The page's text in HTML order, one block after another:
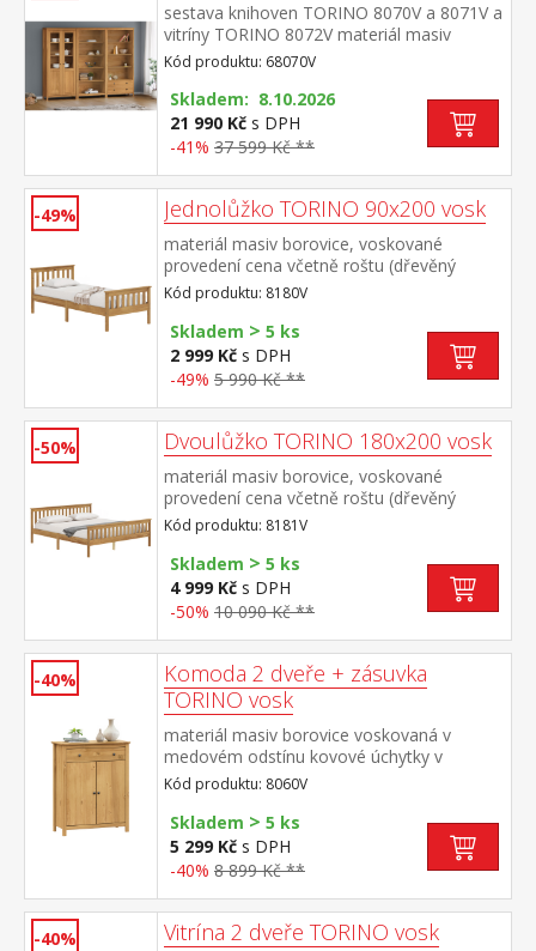
sestava knihoven TORINO 8070V a 8071V a
vitríny TORINO 8072V materiál masiv
borovice voskovaná v medovém
odstínu kovové úchytky v barevném
provedení černěná mosaz knihovna 8070V:
čtyři police knihovna 8071V: tři police, dvě
zásuvky s kovovými pojezdy vitrína 8072V:
police rozměr knihovny 8070V (š/h/v) 85 ×
37 × 190 cm rozměr knihovny 8071V (š/h/v)
85 × 37 × 190 cm rozměr vitríny 8072V
(š/h/v) 85 × 37 × 190 cm
Kód produktu: 68070V
Skladem: 8.10.2026
21 990 Kč s DPH
-41% 37 599 Kč **
-49% Jednolůžko TORINO 90x200 vosk
materiál masiv borovice, voskované
provedení cena včetně roštu (dřevěný
laťkový) bez matrace doporučený rozměr
matrace 90 × 200 cm
Kód produktu: 8180V
Skladem > 5 ks
2 999 Kč s DPH
-49% 5 990 Kč **
-50% Dvoulůžko TORINO 180x200 vosk
materiál masiv borovice, voskované
provedení cena včetně roštu (dřevěný
laťkový) bez matrace doporučený rozměr
matrace 180 × 200 cm nebo 2 kusy 90 ×
200 cm
Kód produktu: 8181V
Skladem > 5 ks
4 999 Kč s DPH
-50% 10 090 Kč **
-40%
Komoda 2 dveře + zásuvka
TORINO vosk
materiál masiv borovice voskovaná v
medovém odstínu kovové úchytky v
barevném provedení černěná mosaz 1
zásuvka s kovovými pojezdy, 2 plné dveře,
1 police maximální nosnosti uvedeny v
návodu k montáži
Kód produktu: 8060V
Skladem > 5 ks
5 299 Kč s DPH
-40% 8 899 Kč **
-40% Vitrína 2 dveře TORINO vosk